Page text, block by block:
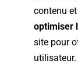
contenu
optimiser
site pour
utilisateur.